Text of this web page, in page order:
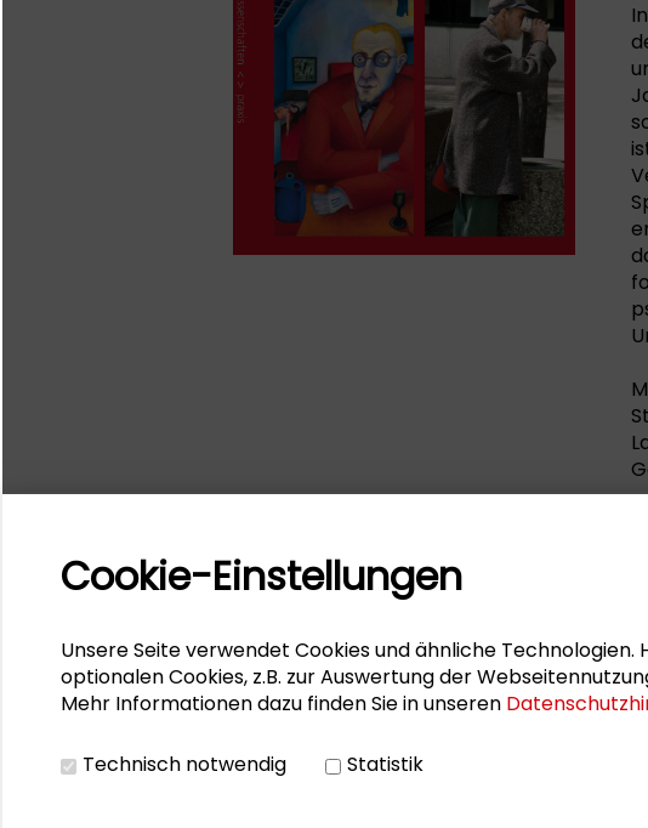
Cookie-Einstellungen
Unsere Seite verwendet Cookies und ähnliche
optionalen Cookies, z.B. zur Auswertung der
Mehr Informationen dazu finden Sie in unseren
Technisch notwendig Statistik